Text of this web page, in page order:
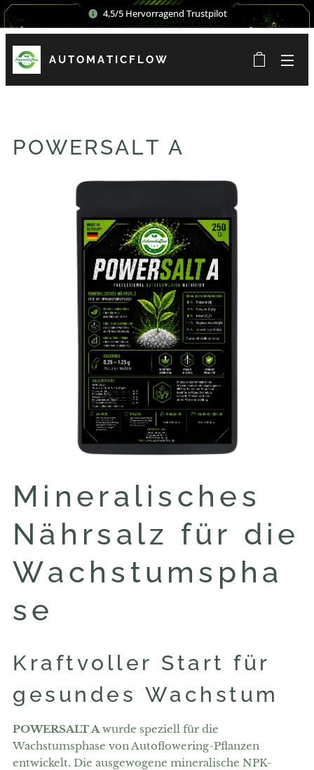
4,5/5 Hervorragend Trustpilot
AUTOMATICFLOW
POWERSALT A
Mineralisches
Nährsalz für die
Wachstumspha
se
Kraftvoller Start für
gesundes Wachstum
POWERSALT Awurde speziell für die
Wachstumsphase von Autoflowering-Pflanzen
entwickelt. Die ausgewogene mineralische NPK-